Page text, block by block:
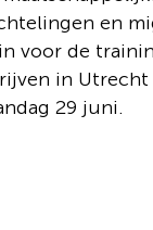
en
voor de
in Utrecht
29 juni.